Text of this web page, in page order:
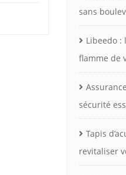
sans
Libeedo :
flamme de
sécurité
Tapis
revitaliser